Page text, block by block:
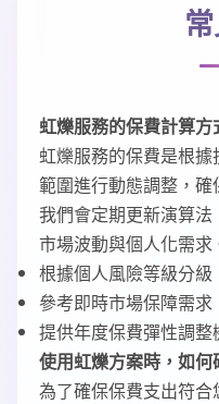
虹爍服務的保費計算方
虹爍服務的保費是根
範圍進行動態調整，確
我們會定期更新演算
市場波動與個人化需求
根據個人風險等級分級
參考即時市場保障需求
提供年度保費彈性調整
使用虹爍方案時，如
為了確保保費支出符